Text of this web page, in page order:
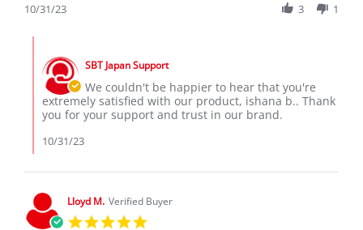
Oct
my
on
Oct
2023
10/31/23
3 1
Store
Owner
on
Review
by
ishana
b.
Oct
2023
SBT Japan Support
We couldn't be happier to hear that you're
extremely satisfied with our product, ishana b.. Thank
you for your support and trust in our brand.
10/31/23
Lloyd M. Verified Buyer